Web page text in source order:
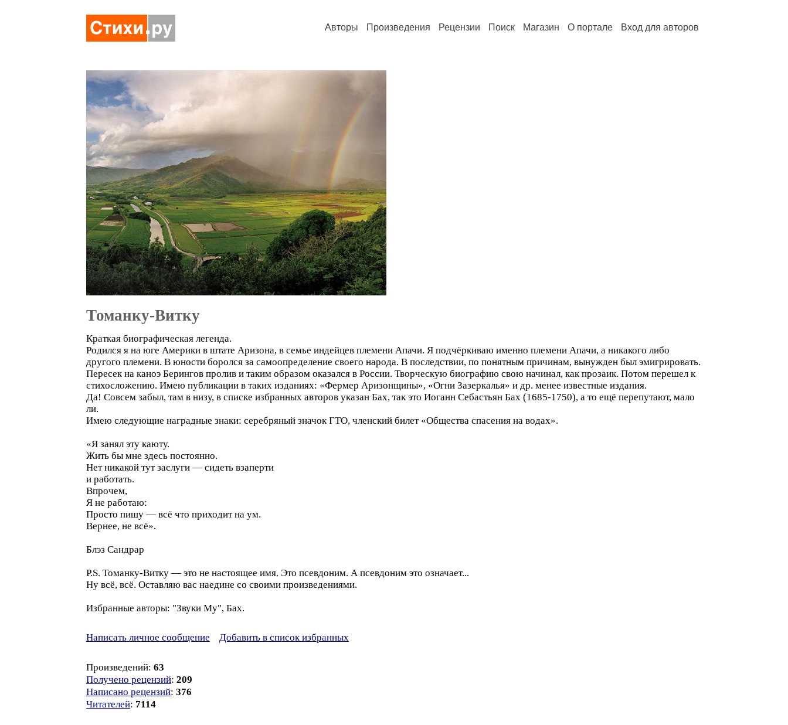
Авторы Произведения Рецензии Поиск Магазин О портале Вход для авторов
Томанку-Витку
Краткая биографическая легенда.
Родился я на юге Америки в штате Аризона, в семье индейцев племени Апачи. Я подчёркиваю именно племени Апачи, а никакого либо
другого племени. В юности боролся за самоопределение своего народа. В последствии, по понятным причинам, вынужден был эмигрировать.
Пересек на каноэ Берингов пролив и таким образом оказался в России. Творческую биографию свою начинал, как прозаик. Потом перешел к
стихосложению. Имею публикации в таких изданиях: «Фермер Аризонщины», «Огни Зазеркалья» и др. менее известные издания.
Да! Совсем забыл, там в низу, в списке избранных авторов указан Бах, так это Иоганн Себастьян Бах (1685-1750), а то ещё перепутают, мало
ли.
Имею следующие наградные знаки: серебряный значок ГТО, членский билет «Общества спасения на водах».
«Я занял эту каюту.
Жить бы мне здесь постоянно.
Нет никакой тут заслуги — сидеть взаперти
и работать.
Впрочем,
Я не работаю:
Просто пишу — всё что приходит на ум.
Вернее, не всё».
Блэз Сандрар
P.S. Томанку-Витку — это не настоящее имя. Это псевдоним. А псевдоним это означает...
Ну всё, всё. Оставляю вас наедине со своими произведениями.
Избранные авторы: "Звуки Му", Бах.
Написать личное сообщение Добавить в список избранных
Произведений: 63
Получено рецензий: 209
Написано рецензий: 376
Читателей: 7114